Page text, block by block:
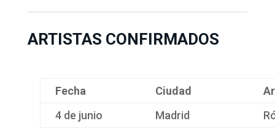
ARTISTAS CONFIRMADOS
Fecha Ciudad
4 de junio
Madrid